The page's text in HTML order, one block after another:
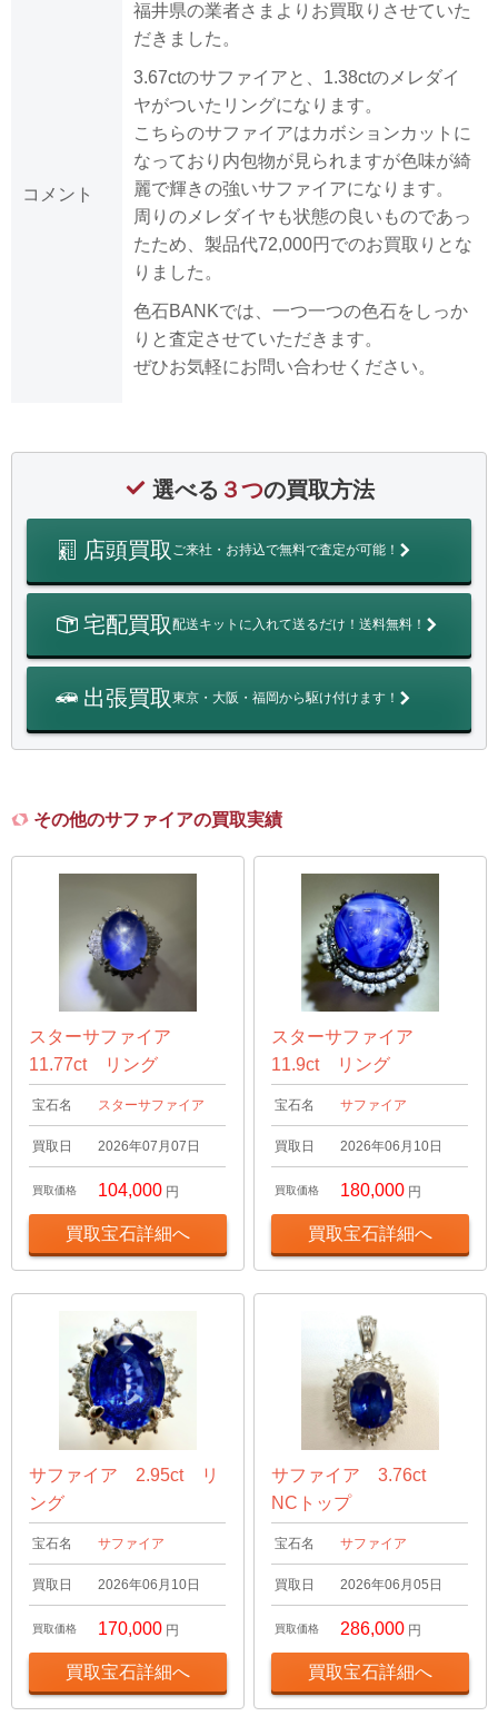
コメント
福井県の業者さまよりお買取りさせていた
だきました。
3.67ctのサファイアと、1.38ctのメレダイ
ヤがついたリングになります。
こちらのサファイアはカボションカットに
なっており内包物が見られますが色味が綺
麗で輝きの強いサファイアになります。
周りのメレダイヤも状態の良いものであっ
たため、製品代72,000円でのお買取りとな
りました。
色石BANKでは、一つ一つの色石をしっか
りと査定させていただきます。
ぜひお気軽にお問い合わせください。
選べる ３つの買取方法
店頭買取 ご来社・お持込で無料で査定が可能！
宅配買取配送キットに入れて送るだけ！送料無料！
出張買取東京・大阪・福岡から駆け付けます！
その他のサファイアの買取実績
スターサファイア
11.77ct リング
宝石名 スターサファイア
買取日 2026年07月07日
買取価格 104,000 円
買取宝石詳細へ
スターサファイア
11.9ct リング
宝石名 サファイア
買取日 2026年06月10日
買取価格 180,000 円
買取宝石詳細へ
サファイア 2.95ct リ
ング
宝石名 サファイア
買取日 2026年06月10日
買取価格 170,000 円
買取宝石詳細へ
サファイア 3.76ct
NCトップ
宝石名 サファイア
買取日 2026年06月05日
買取価格 286,000 円
買取宝石詳細へ